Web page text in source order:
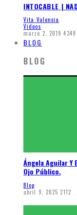
INTOCABLE |
Vita Valencia
Videos
marzo 2, 2019 4349
BLOG
BLOG
Ángela Aguilar Y
Ojo Público.
Blog
abril 9, 2025 2112